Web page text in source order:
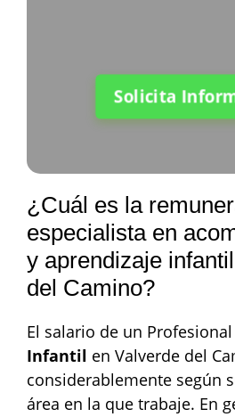
Solicita
¿Cuál es la
especialista en
y aprendizaje
del Camino?
El salario de un
Infantil en Valverde del
considerablemente según
área en la que trabaje. En